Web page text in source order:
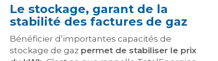
Le stockage, garant de la
stabilité des factures de gaz
Bénéficier d’importantes capacités de
stockage de gaz permet de stabiliser le prix